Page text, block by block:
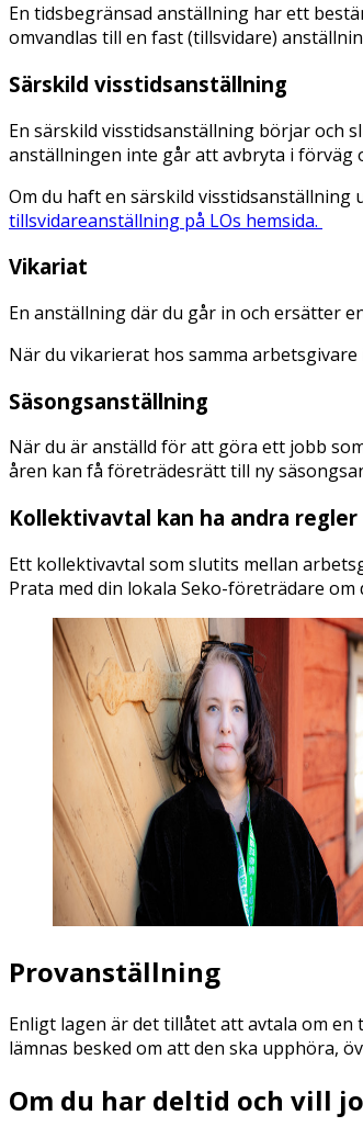
En tidsbegränsad anställning har ett
omvandlas till en fast (tillsvidare)
Särskild visstidsanställning
En särskild visstidsanställning börjar och
anställningen inte går att avbryta i förväg
Om du haft en särskild
tillsvidareanställning på LOs hemsida.
Vikariat
En anställning där du går in och ersätter
När du vikarierat hos samma
Säsongsanställning
När du är anställd för att göra ett jobb
åren kan få företrädesrätt till ny
Kollektivavtal kan ha andra regler
Ett kollektivavtal som slutits mellan
Prata med din lokala Seko-företrädare om
Provanställning
Enligt lagen är det tillåtet att avtala om
lämnas besked om att den ska upphöra,
Om du har deltid och vill